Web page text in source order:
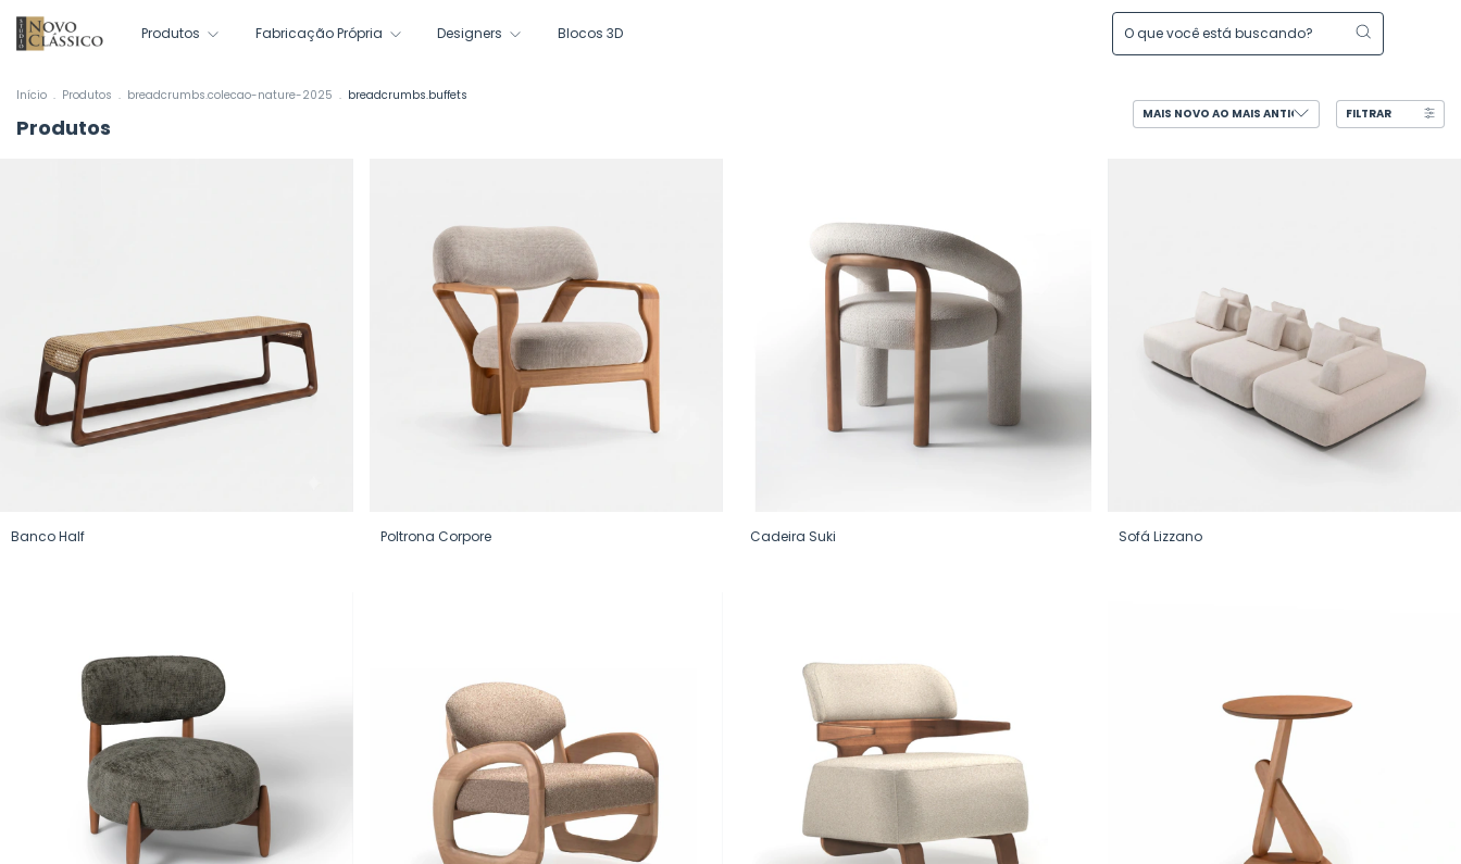
Produtos Fabricação Própria Designers Blocos 3D
Início . Produtos . breadcrumbs.colecao-nature-2025 . breadcrumbs.buffets
Produtos
FILTRAR
Banco Half Poltrona Corpore Cadeira Suki Sofá Lizzano